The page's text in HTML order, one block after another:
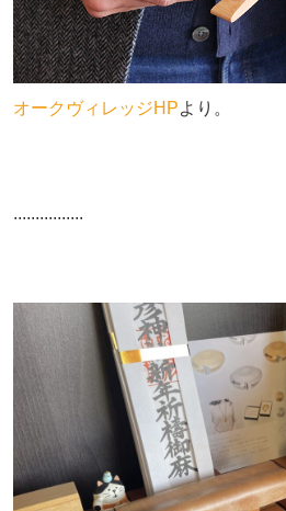
オークヴィレッジHPより。
................